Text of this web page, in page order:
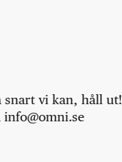
snart vi kan, håll ut!